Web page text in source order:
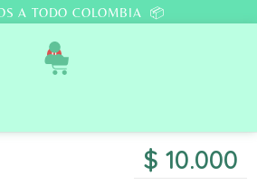
A TODO COLOMBIA 📦
0
$ 10.000